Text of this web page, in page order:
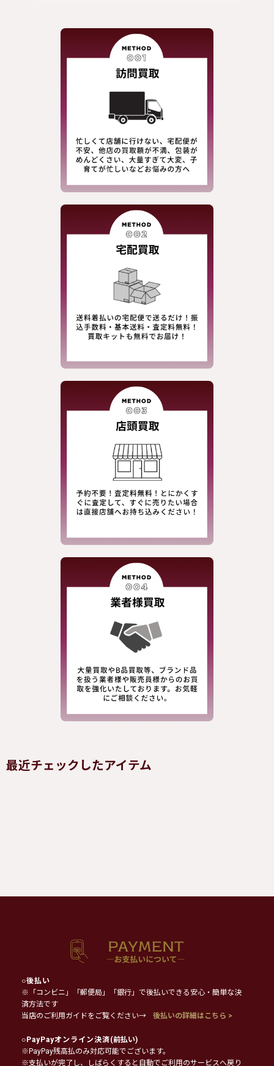
最近チェックしたアイテム
○後払い
※「コンビニ」「郵便局」「銀行」で後払いできる安心・簡単な決
済方法です
当店のご利用ガイドをご覧ください→
後払いの詳細はこちら >
○PayPayオンライン決済(前払い)
※PayPay残高払のみ対応可能でございます。
※支払いが完了し、しばらくすると自動でご利用のサービスへ戻り